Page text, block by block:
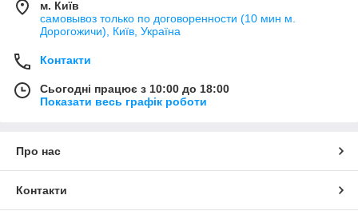
м. Київ
самовывоз только по договоренности (10 мин м.
Дорогожичи), Київ, Україна
Контакти
Сьогодні працює з 10:00 до 18:00
Показати весь графік роботи
Про нас
Контакти